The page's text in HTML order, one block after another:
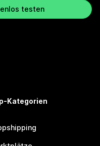
testen
Kategorien